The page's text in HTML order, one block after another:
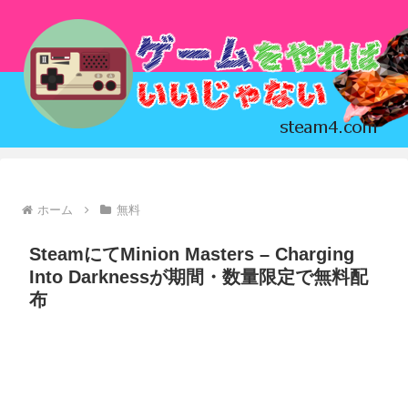
ホーム 無料
SteamにてMinion Masters – Charging
Into Darknessが期間・数量限定で無料配
布